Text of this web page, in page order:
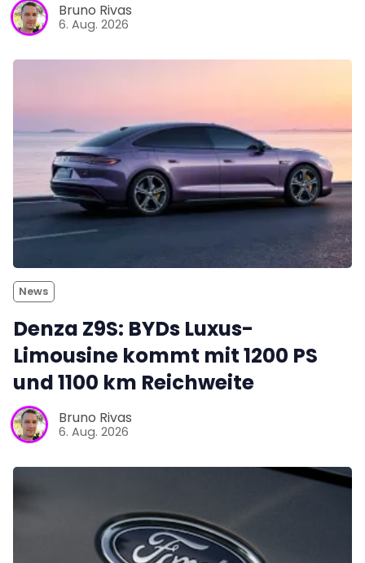
Bruno Rivas
6. Aug. 2026
News
Denza Z9S: BYDs Luxus-
Limousine kommt mit 1200 PS
und 1100 km Reichweite
Bruno Rivas
6. Aug. 2026